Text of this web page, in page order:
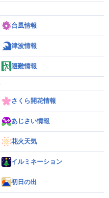
台風情報
津波情報
避難情報
さくら開花情報
あじさい情報
花火天気
イルミネーション
初日の出